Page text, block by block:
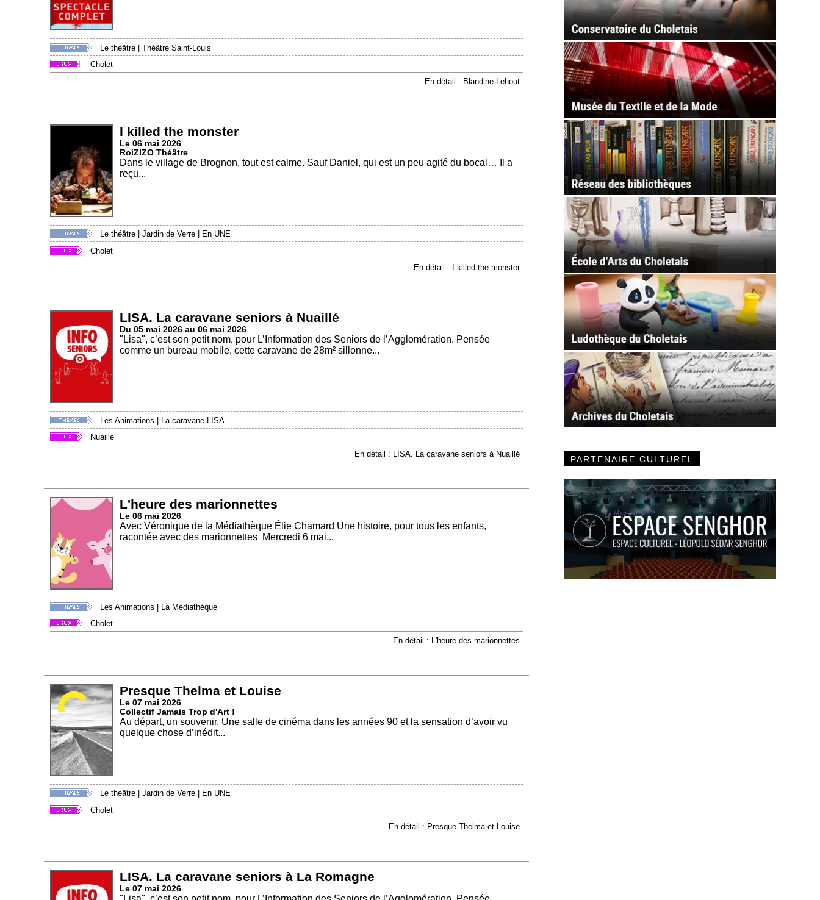
Le théâtre | Théâtre Saint-Louis
Cholet
En détail : Blandine Lehout
I killed the monster
Le 06 mai 2026
RoiZIZO Théâtre
Dans le village de Brognon, tout est calme. Sauf Daniel, qui est un peu agité du bocal… Il a
reçu...
Le théâtre Jardin de Verre
En UNE
Cholet
En détail : I killed the monster
LISA. La caravane seniors à Nuaillé
Du 05 mai 2026 au 06 mai 2026
"Lisa", c’est son petit nom, pour L’Information des Seniors de l’Agglomération. Pensée
comme un bureau mobile, cette caravane de 28m² sillonne...
Les Animations
La caravane LISA
Nuaillé
En détail : LISA. La caravane seniors à Nuaillé
L'heure des marionnettes
Le 06 mai 2026
Avec Véronique de la Médiathèque Élie Chamard Une histoire, pour tous les enfants,
racontée avec des marionnettes Mercredi 6 mai...
Les Animations | La Médiathèque
Cholet
En détail : L'heure des marionnettes
Presque Thelma et Louise
Le 07 mai 2026
Collectif Jamais Trop d'Art !
Au départ, un souvenir. Une salle de cinéma dans les années 90 et la sensation d’avoir vu
quelque chose d’inédit...
Le théâtre Jardin de Verre
En UNE
Cholet
En détail : Presque Thelma et Louise
LISA. La caravane seniors à La Romagne
Le 07 mai 2026
PARTENAIRE CULTUREL